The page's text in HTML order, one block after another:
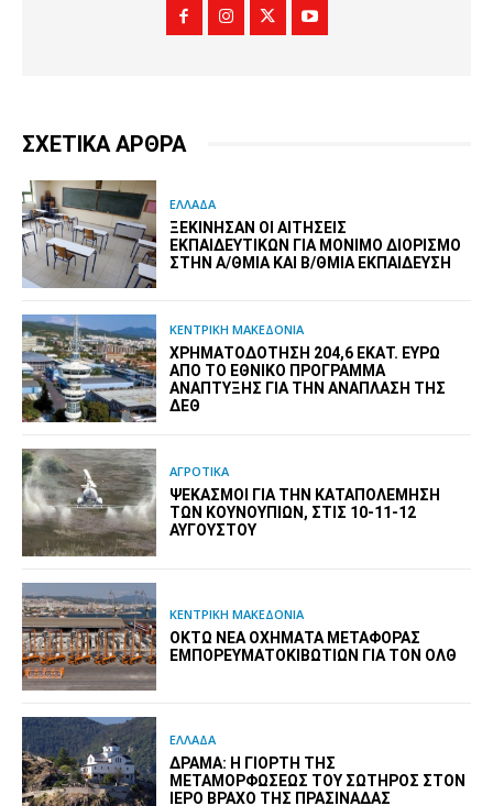
ΣΧΕΤΙΚΑ ΑΡΘΡΑ
ΕΛΛΑΔΑ
ΞΕΚΊΝΗΣΑΝ ΟΙ ΑΙΤΉΣΕΙΣ
ΕΚΠΑΙΔΕΥΤΙΚΏΝ ΓΙΑ ΜΌΝΙΜΟ ΔΙΟΡΙΣΜΌ
ΣΤΗΝ Α/ΘΜΙΑ ΚΑΙ Β/ΘΜΙΑ ΕΚΠΑΊΔΕΥΣΗ
ΚΕΝΤΡΙΚΗ ΜΑΚΕΔΟΝΙΑ
ΧΡΗΜΑΤΟΔΌΤΗΣΗ 204,6 ΕΚΑΤ. ΕΥΡΏ
ΑΠΌ ΤΟ ΕΘΝΙΚΌ ΠΡΌΓΡΑΜΜΑ
ΑΝΆΠΤΥΞΗΣ ΓΙΑ ΤΗΝ ΑΝΆΠΛΑΣΗ ΤΗΣ
ΔΕΘ
ΑΓΡΟΤΙΚΑ
ΨΕΚΑΣΜΟΊ ΓΙΑ ΤΗΝ ΚΑΤΑΠΟΛΈΜΗΣΗ
ΤΩΝ ΚΟΥΝΟΥΠΙΏΝ, ΣΤΙΣ 10-11-12
ΑΥΓΟΎΣΤΟΥ
ΚΕΝΤΡΙΚΗ ΜΑΚΕΔΟΝΙΑ
ΟΚΤΏ ΝΈΑ ΟΧΉΜΑΤΑ ΜΕΤΑΦΟΡΆΣ
ΕΜΠΟΡΕΥΜΑΤΟΚΙΒΩΤΊΩΝ ΓΙΑ ΤΟΝ ΟΛΘ
ΕΛΛΑΔΑ
ΔΡΆΜΑ: Η ΓΙΟΡΤΉ ΤΗΣ
ΜΕΤΑΜΟΡΦΏΣΕΩΣ ΤΟΥ ΣΩΤΉΡΟΣ ΣΤΟΝ
ΙΕΡΌ ΒΡΆΧΟ ΤΗΣ ΠΡΑΣΙΝΆΔΑΣ